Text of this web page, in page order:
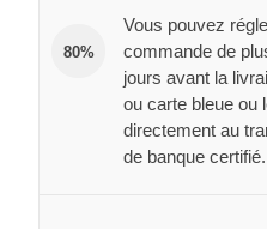
80%
Vous pouvez
commande de
jours avant la
ou carte bleue ou
directement au
de banque certifié.